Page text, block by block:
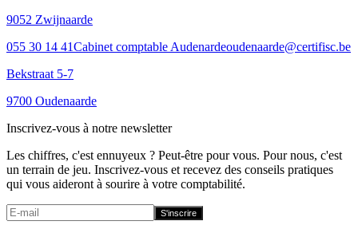
9052 Zwijnaarde
055 30 14 41Cabinet comptable Audenardeoudenaarde@certifisc.be
Bekstraat 5-7
9700 Oudenaarde
Inscrivez-vous à notre newsletter
Les chiffres, c'est ennuyeux ? Peut-être pour vous. Pour nous, c'est
un terrain de jeu. Inscrivez-vous et recevez des conseils pratiques
qui vous aideront à sourire à votre comptabilité.
S'inscrire